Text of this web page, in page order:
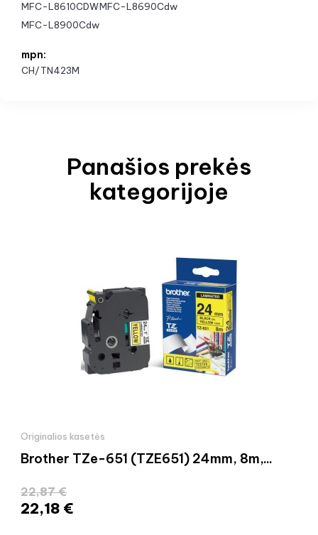
MFC-L8610CDWMFC-L8690Cdw
MFC-L8900Cdw
mpn:
CH/TN423M
Panašios prekės
kategorijoje
Originalios kasetės
Brother TZe-651 (TZE651) 24mm, 8m,...
22,87 €
22,18 €